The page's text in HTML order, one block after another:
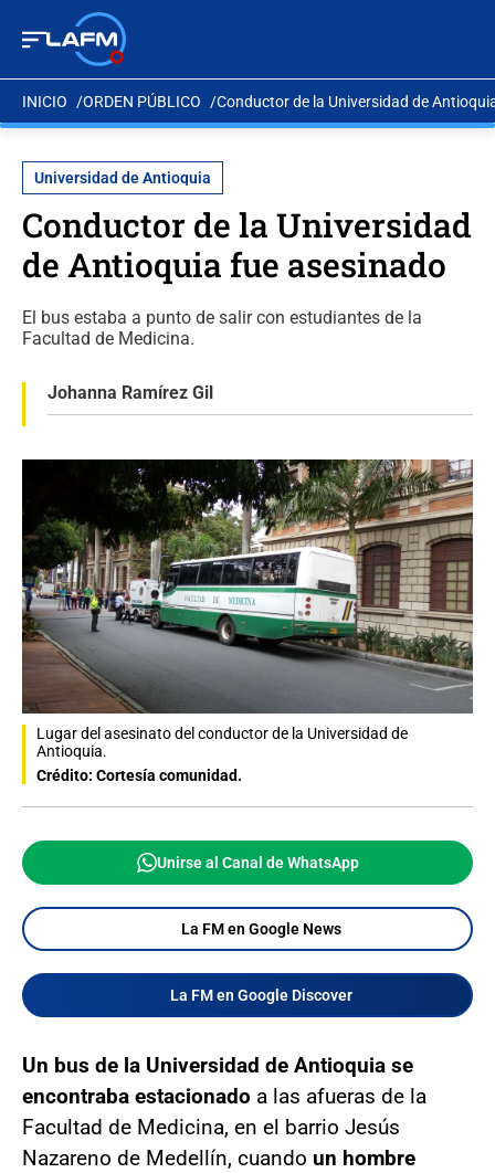
INICIO ORDEN PÚBLICO Conductor de la Universidad de
Universidad de Antioquia
Conductor de la Universidad
de Antioquia fue asesinado
El bus estaba a punto de salir con estudiantes de la
Facultad de Medicina.
Johanna Ramírez Gil
Lugar del asesinato del conductor de la Universidad de
Antioquia.
Crédito: Cortesía comunidad.
Unirse al Canal de WhatsApp
La FM en Google News
La FM en Google Discover
Un bus de la Universidad de Antioquia se
encontraba estacionado a las afueras de la
Facultad de Medicina, en el barrio Jesús
Nazareno de Medellín, cuando un hombre